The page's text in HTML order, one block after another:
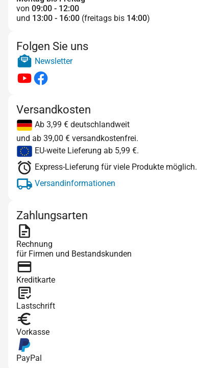
von 09:00 - 12:00
und 13:00 - 16:00 (freitags bis 14:00)
Folgen Sie uns
Newsletter
Versandkosten
Ab 3,99 € deutschlandweit
und ab 39,00 € versandkostenfrei.
EU-weite Lieferung ab 5,99 €.
Express-Lieferung für viele Produkte möglich.
Versandinformationen
Zahlungsarten
Rechnung
für Firmen und Bestandskunden
Kreditkarte
Lastschrift
Vorkasse
PayPal